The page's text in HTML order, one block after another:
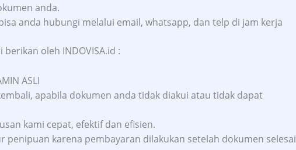
anda.
anda hubungi melalui email, whatsapp, dan telp di jam kerja
berikan oleh INDOVISA.id :
ASLI
apabila dokumen anda tidak diakui atau tidak dapat
kami cepat, efektif dan efisien.
penipuan karena pembayaran dilakukan setelah dokumen selesai